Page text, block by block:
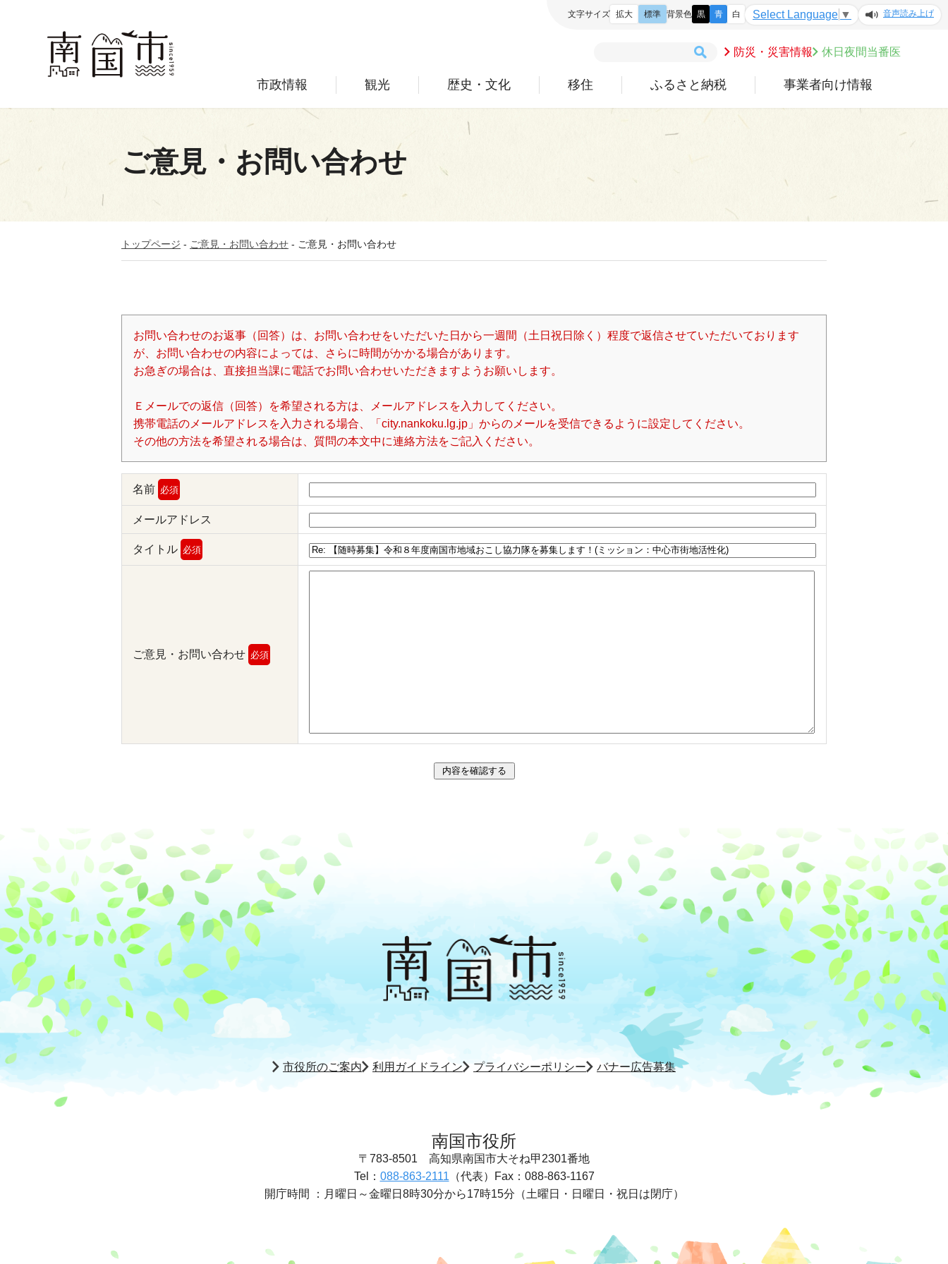
防災・災害情報 休日夜間当番医
市政情報 観光 歴史・文化 移住 ふるさと納税 事業者向け情報
文字サイズ 拡大 標準 背景色 黒 青 白 Select Language ▼ 音声読み上げ
ご意見・お問い合わせ
トップページ - ご意見・お問い合わせ - ご意見・お問い合わせ
お問い合わせのお返事（回答）は、お問い合わせをいただいた日から一週間（土日祝日除く）程度で返信させていただいております
が、お問い合わせの内容によっては、さらに時間がかかる場合があります。
お急ぎの場合は、直接担当課に電話でお問い合わせいただきますようお願いします。
Ｅメールでの返信（回答）を希望される方は、メールアドレスを入力してください。
携帯電話のメールアドレスを入力される場合、「city.nankoku.lg.jp」からのメールを受信できるように設定してください。
その他の方法を希望される場合は、質問の本文中に連絡方法をご記入ください。
名前 必須
メールアドレス
タイトル 必須
ご意見・お問い合わせ 必須
市役所のご案内 利用ガイドライン プライバシーポリシー バナー広告募集
南国市役所
〒783-8501 高知県南国市大そね甲2301番地
Tel： 088-863-2111 （代表）
Fax：088-863-1167
開庁時間 ： 月曜日～金曜日8時30分から17時15分 （土曜日・日曜日・祝日は閉庁）